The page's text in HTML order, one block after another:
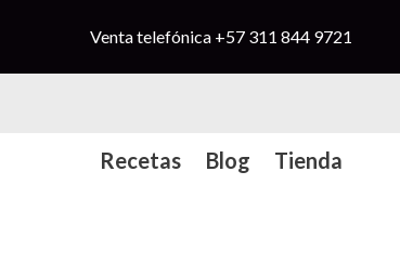
Venta telefónica +57 311 844 9721
Recetas Blog Tienda